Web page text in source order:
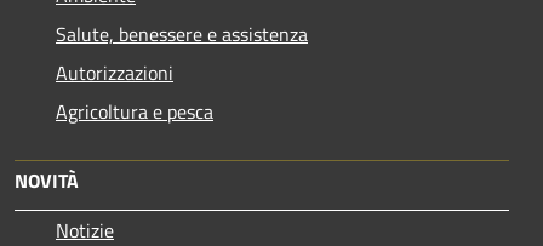
Salute, benessere e assistenza
Autorizzazioni
Agricoltura e pesca
NOVITÀ
Notizie